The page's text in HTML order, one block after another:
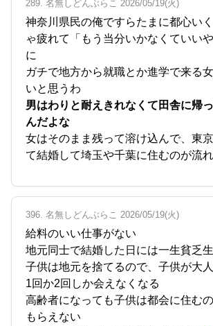
289. 名無しどんぶらこ 2026/05/19(火)
神奈川県民の俺ですらたまに都心い
ゃ疲れて「もう当分いかなくていい
に
ガチで地方から就職とか進学で来る
いと思うわ
男はわりと耐えきれなくて田舎に帰
んだよな
女はそのまま残って溶け込んで、東
て結婚して埼玉や千葉に住むのが流れ
396. 名無しどんぶらこ 2026/05/19(火)
給料のいい仕事がない
地元同士で結婚した日には一生貧乏
子供は地元を捨てるので、子供が大
1回か2回しか会えなくなる
高齢者になっても子供は都会に住む
もらえない